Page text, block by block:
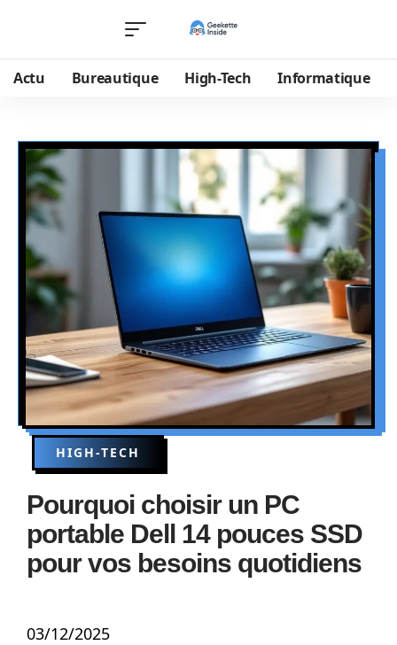
Actu Bureautique High-Tech Informatique
HIGH-TECH
Pourquoi choisir un PC
portable Dell 14 pouces SSD
pour vos besoins quotidiens
03/12/2025